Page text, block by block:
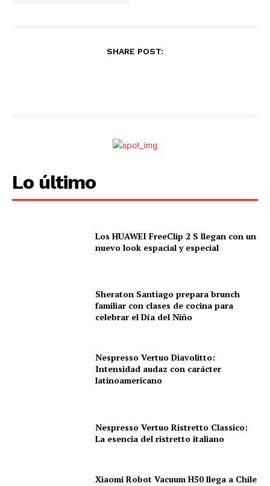
SHARE POST:
Lo último
Los HUAWEI FreeClip 2 S llegan con un
nuevo look espacial y especial
Sheraton Santiago prepara brunch
familiar con clases de cocina para
celebrar el Día del Niño
Nespresso Vertuo Diavolitto:
Intensidad audaz con carácter
latinoamericano
Nespresso Vertuo Ristretto Classico:
La esencia del ristretto italiano
Xiaomi Robot Vacuum H50 llega a Chile